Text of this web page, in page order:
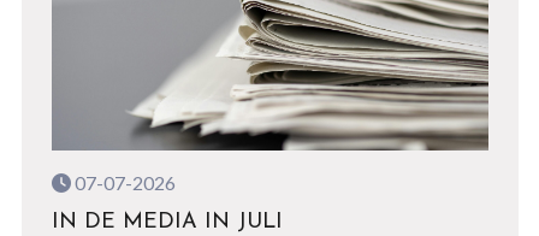
07-07-2026
IN DE MEDIA IN JULI